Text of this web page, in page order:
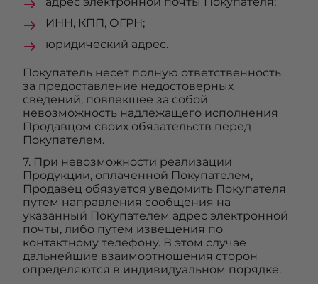
ИНН, КПП, ОГРН;
юридический адрес.
Покупатель несет полную ответственность
за предоставление недостоверных
сведений, повлекшее за собой
невозможность надлежащего исполнения
Продавцом своих обязательств перед
Покупателем.
7. При невозможности реализации
Продукции, оплаченной Покупателем,
Продавец обязуется уведомить Покупателя
путем направления сообщения на
указанный Покупателем адрес электронной
почты, либо путем извещения по
контактному телефону. В этом случае
дальнейшие взаимоотношения сторон
определяются в индивидуальном порядке.